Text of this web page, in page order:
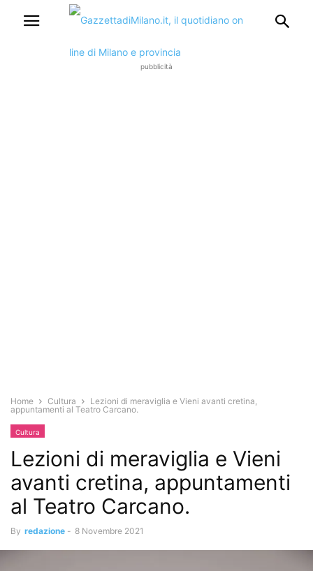
pubblicità
Home Cultura
Lezioni di meraviglia e Vieni avanti cretina,
appuntamenti al Teatro Carcano.
Cultura
Lezioni di meraviglia e Vieni
avanti cretina, appuntamenti
al Teatro Carcano.
By redazione - 8 Novembre 2021